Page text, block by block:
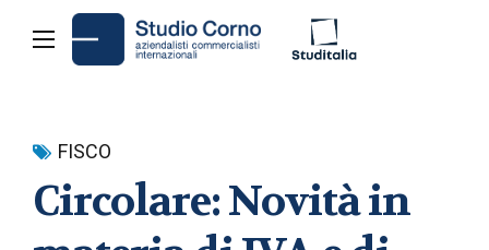
FISCO
Circolare: Novità in